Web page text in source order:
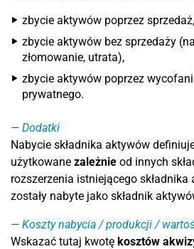
zbycie aktywów poprzez sprzedaż,
zbycie aktywów bez sprzedaży
złomowanie, utrata),
zbycie aktywów poprzez
prywatnego.
Dodatki
Nabycie składnika aktywów
użytkowane zależnie od innych
rozszerzenia istniejącego składnika
zostały nabyte jako składnik
Koszty nabycia / produkcji /
Wskazać tutaj kwotę kosztów